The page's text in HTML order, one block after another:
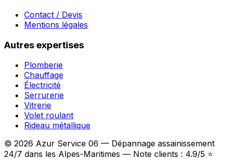
Contact / Devis
Mentions légales
Autres expertises
Plomberie
Chauffage
Électricité
Serrurerie
Vitrerie
Volet roulant
Rideau métallique
© 2026 Azur Service 06 — Dépannage assainissement
24/7 dans les Alpes-Maritimes — Note clients : 4.9/5 ⭐